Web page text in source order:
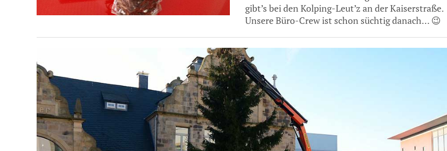
gibt’s bei den Kolping-Leut’z an der Kaiserstraße.
Unsere Büro-Crew ist schon süchtig danach… 😉